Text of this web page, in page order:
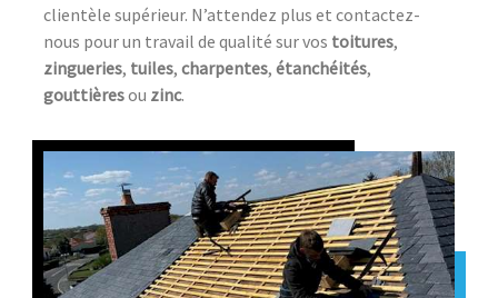
clientèle supérieur. N’attendez plus et contactez-
nous pour un travail de qualité sur vos toitures,
zingueries, tuiles, charpentes, étanchéités,
gouttièresou zinc.